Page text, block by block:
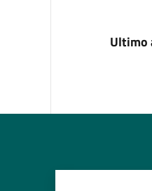
Ultimo